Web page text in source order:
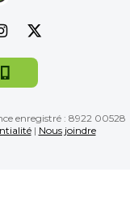
enregistré : 8922 00528
| Nous joindre